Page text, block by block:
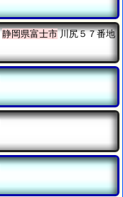
静岡県富士市川尻５７番地